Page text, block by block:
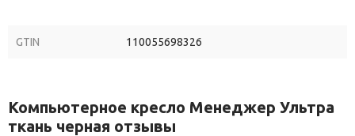
GTIN 110055698326
Компьютерное кресло Менеджер Ультра
ткань черная отзывы